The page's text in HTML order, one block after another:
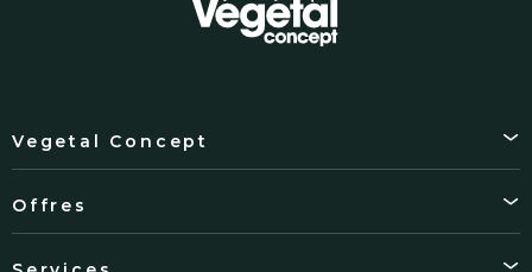
Vegetal Concept
Offres